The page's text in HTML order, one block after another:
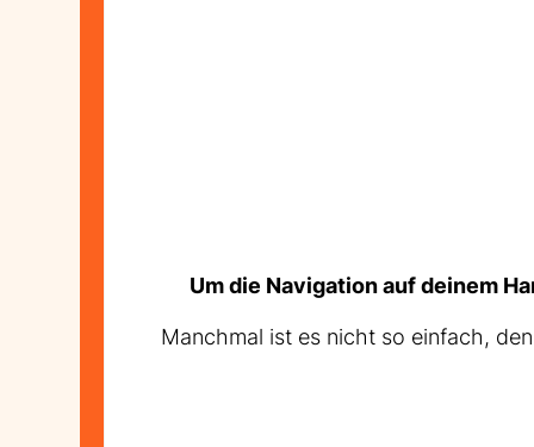
Um die Navigation auf deinem
Manchmal ist es nicht so einfach,